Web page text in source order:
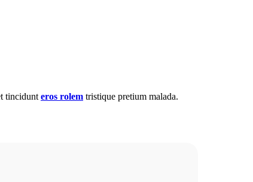
tincidunt eros rolem tristique pretium malada.